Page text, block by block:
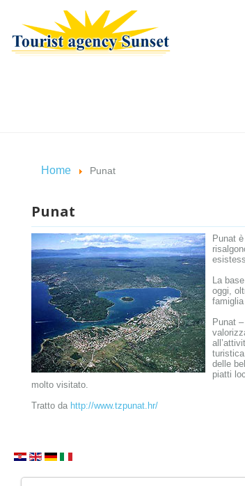
Home Punat
Punat
Punat
La
oggi,
Punat
delle
piatti
molto visitato.
Tratto da http://www.tzpunat.hr/